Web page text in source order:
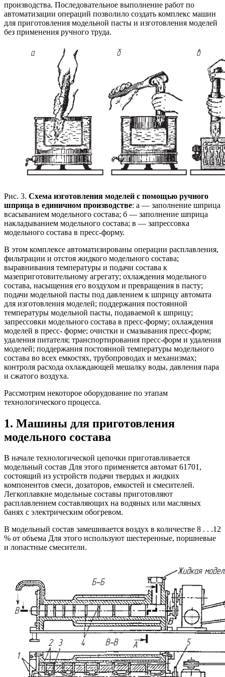
производства. Последовательное выполнение работ по
автоматизации операций позволило создать комплекс машин
для приготовления модельной пасты и изготовления моделей
без применения ручного труда.
Рис. 3. Схема изготовления моделей с помощью ручного
шприца в единичном производстве: а — заполнение шприца
всасыванием модельного состава; б — заполнение шприца
накладыванием модельного состава; в — запрессовка
модельного состава в пресс-форму.
В этом комплексе автоматизированы операции расплавления,
фильтрации и отстоя жидкого модельного состава;
выравнивания температуры и подачи состава к
мазеприготовительному агрегату; охлаждения модельного
состава, насыщения его воздухом и превращения в пасту;
подачи модельной пасты под давлением к шприцу автомата
для изготовления моделей; поддержания постоянной
температуры модельной пасты, подаваемой к шприцу;
запрессовки модельного состава в пресс-форму; охлаждения
моделей в пресс- форме; очистки и смазывания пресс-форм;
удаления питателя; транспортирования пресс-форм и удаления
моделей; поддержания постоянной температуры модельного
состава во всех емкостях, трубопроводах и механизмах;
контроля расхода охлаждающей мешалку воды, давления пара
и сжатого воздуха.
Рассмотрим некоторое оборудование по этапам
технологического процесса.
1. Машины для приготовления
модельного состава
В начале технологической цепочки приготавливается
модельный состав Для этого применяется автомат 61701,
состоящий из устройств подачи твердых и жидких
компонентов смеси, дозаторов, емкостей и смесителей.
Легкоплавкие модельные составы приготовляют
расплавлением составляющих на водяных или масляных
банях с электрическим обогревом.
В модельный состав замешивается воздух в количестве 8 . . .12
% от объема Для этого используют шестеренные, поршневые
и лопастные смесители.